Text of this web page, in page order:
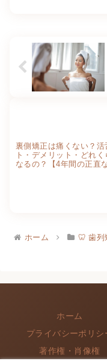
裏側矯正は痛くない？活
ト・デメリット・どれ
なるの？【4年間の正直
ホーム 🦷 歯列
ホーム
プライバシーポリシ
著作権・肖像権